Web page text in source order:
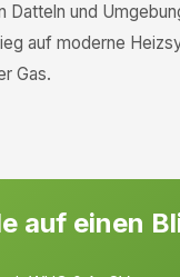
Datteln und
auf moderne
Gas.
auf einen